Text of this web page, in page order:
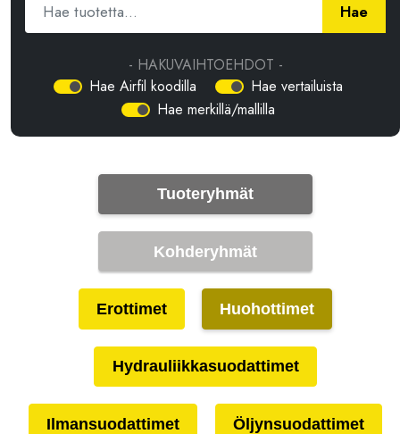
Hae
- HAKUVAIHTOEHDOT -
Hae Airfil koodilla
Hae vertailuista
Hae merkillä/mallilla
Tuoteryhmät
Kohderyhmät
Erottimet Huohottimet
Hydrauliikkasuodattimet
Ilmansuodattimet Öljynsuodattimet